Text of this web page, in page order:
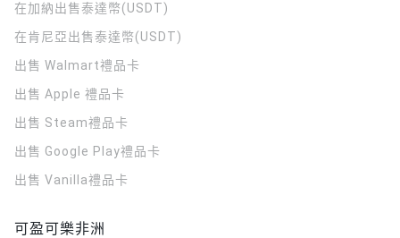
在加納出售泰達幣(USDT)
在肯尼亞出售泰達幣(USDT)
出售 Walmart禮品卡
出售 Apple 禮品卡
出售 Steam禮品卡
出售 Google Play禮品卡
出售 Vanilla禮品卡
可盈可樂非洲